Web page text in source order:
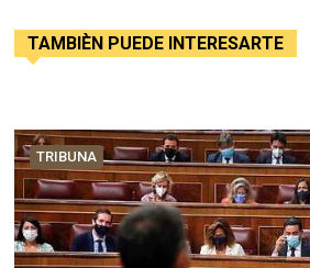
TAMBIÈN PUEDE INTERESARTE
TRIBUNA